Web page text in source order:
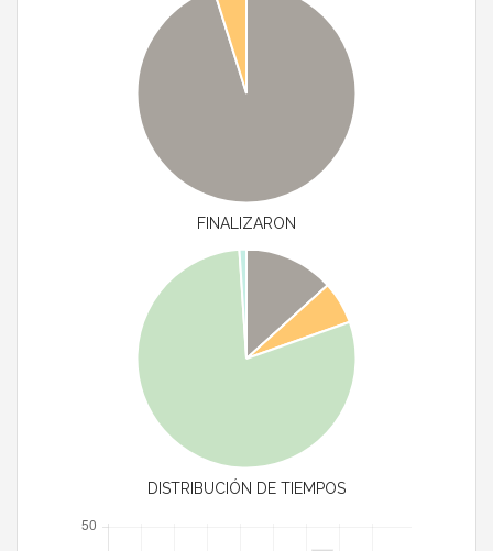
FINALIZARON
DISTRIBUCIÓN DE TIEMPOS